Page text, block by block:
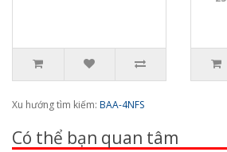
Xu hướng tìm kiếm: BAA-4NFS
Có thể bạn quan tâm